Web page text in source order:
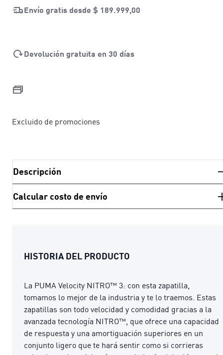
Envío gratis desde $ 189.999,00
Devolución gratuita en 30 días
Excluido de promociones
Descripción
Calcular costo de envío
HISTORIA DEL PRODUCTO
La PUMA Velocity NITRO™ 3: con esta zapatilla,
tomamos lo mejor de la industria y te lo traemos. Estas
zapatillas son todo velocidad y comodidad gracias a la
avanzada tecnología NITRO™, que ofrece una capacidad
de respuesta y una amortiguación superiores en un
conjunto ligero que te hará sentir como si corrieras